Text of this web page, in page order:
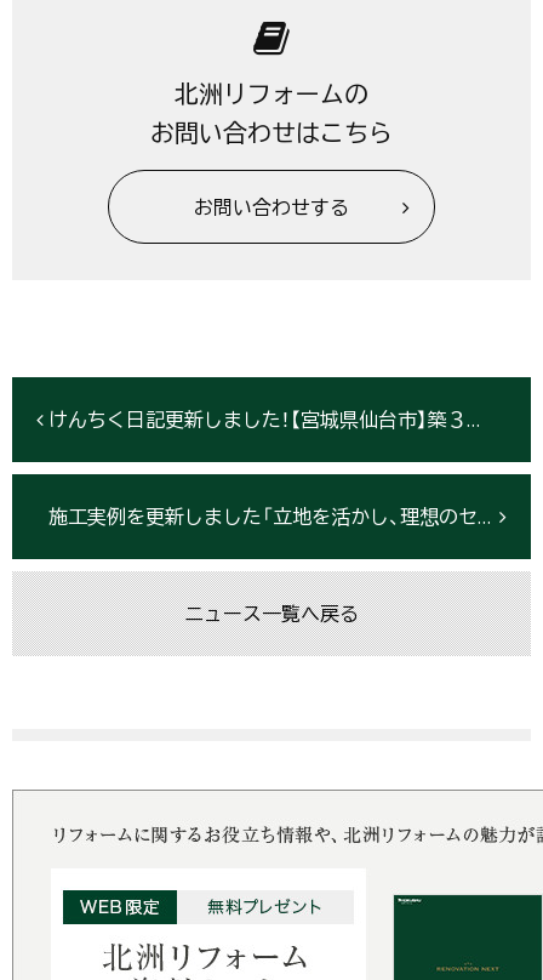
北洲リフォームの
お問い合わせはこちら
お問い合わせする
けんちく日記更新しました！【宮城県仙台市】築３６年のマンションを『買ってリノベ』
施工実例を更新しました「立地を活かし、理想のセカンドライフへ」【岩手県】
ニュース一覧へ戻る